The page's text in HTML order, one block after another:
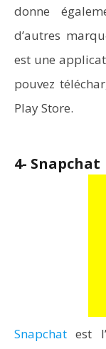
donne
d’autres
est une
pouvez
Play Store.
4- Snapchat
Snapchat est